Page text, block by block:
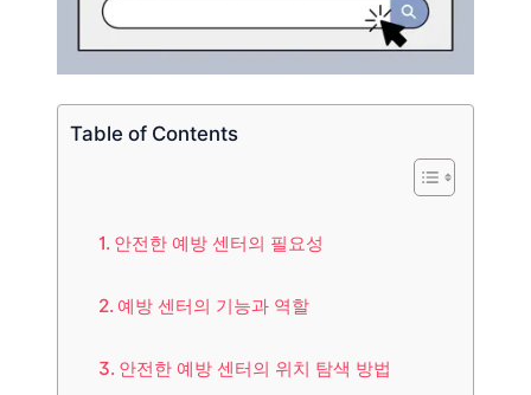
Table of Contents
안전한 예방 센터의 필요성
예방 센터의 기능과 역할
안전한 예방 센터의 위치 탐색 방법